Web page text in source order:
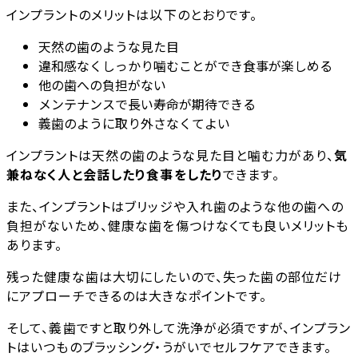
インプラントのメリットは以下のとおりです。
天然の歯のような見た目
違和感なくしっかり噛むことができ食事が楽しめる
他の歯への負担がない
メンテナンスで長い寿命が期待できる
義歯のように取り外さなくてよい
インプラントは天然の歯のような見た目と噛む力があり、気
兼ねなく人と会話したり食事をしたりできます。
また、インプラントはブリッジや入れ歯のような他の歯への
負担がないため、健康な歯を傷つけなくても良いメリットも
あります。
残った健康な歯は大切にしたいので、失った歯の部位だけ
にアプローチできるのは大きなポイントです。
そして、義歯ですと取り外して洗浄が必須ですが、インプラン
トはいつものブラッシング・うがいでセルフケアできます。